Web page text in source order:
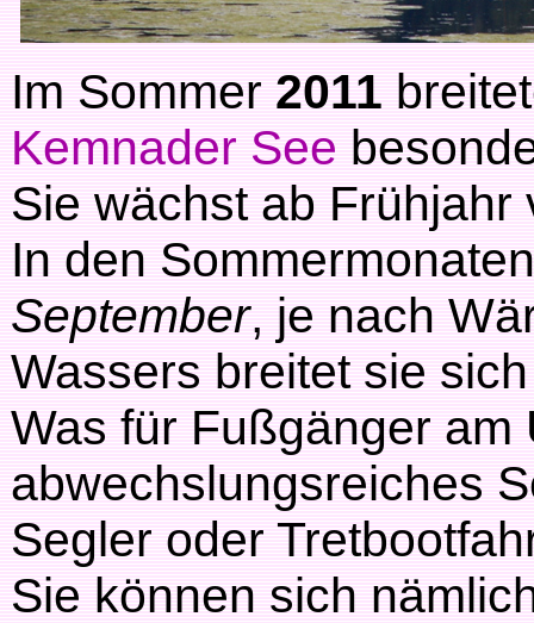
Im Sommer2011
Kemnader See
Sie wächst ab Frühjahr
In den
September, je nach
Wassers breitet sie
Was für Fußgänger am
abwechslungsreiches
Segler oder
Sie können sich